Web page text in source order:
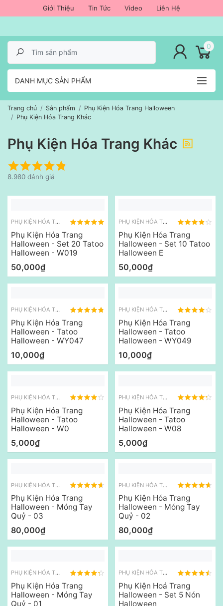
Giới Thiệu Tin Tức Video Liên Hệ
DANH MỤC SẢN PHẨM
0
Trang chủ Sản phẩm
Phụ Kiện Hóa Trang Halloween
Phụ Kiện Hóa Trang Khác
Phụ Kiện Hóa Trang Khác
8.980 đánh giá
PHỤ KIỆN HÓA TRANG KHÁC
Phụ Kiện Hóa Trang
Halloween - Set 20 Tatoo
Halloween - W019
50,000₫
PHỤ KIỆN HÓA TRANG KHÁC
Phụ Kiện Hóa Trang
Halloween - Set 10 Tatoo
Halloween E
50,000₫
PHỤ KIỆN HÓA TRANG KHÁC
Phụ Kiện Hóa Trang
Halloween - Tatoo
Halloween - WY047
10,000₫
PHỤ KIỆN HÓA TRANG KHÁC
Phụ Kiện Hóa Trang
Halloween - Tatoo
Halloween - WY049
10,000₫
PHỤ KIỆN HÓA TRANG KHÁC
Phụ Kiện Hóa Trang
Halloween - Tatoo
Halloween - W0
5,000₫
PHỤ KIỆN HÓA TRANG KHÁC
Phụ Kiện Hóa Trang
Halloween - Tatoo
Halloween - W08
5,000₫
PHỤ KIỆN HÓA TRANG KHÁC
Phụ Kiện Hóa Trang
Halloween - Móng Tay
Quỷ - 03
80,000₫
PHỤ KIỆN HÓA TRANG KHÁC
Phụ Kiện Hóa Trang
Halloween - Móng Tay
Quỷ - 02
80,000₫
PHỤ KIỆN HÓA TRANG KHÁC
Phụ Kiện Hóa Trang
Halloween - Móng Tay
Quỷ - 01
PHỤ KIỆN HÓA TRANG KHÁC
Phụ Kiện Hoá Trang
Halloween - Set 5 Nón
Halloween